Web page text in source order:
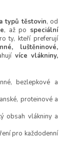
typů těstovin, od
, až po speciální
ty, kteří preferují
luštěninové,
více vlákniny,
bezlepkové a
proteinové a
obsah vlákniny a
pro každodenní